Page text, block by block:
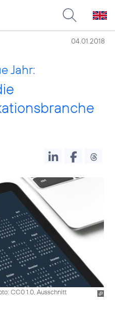
04.01.2018
Jahr:
CC0 1.0, Ausschnitt